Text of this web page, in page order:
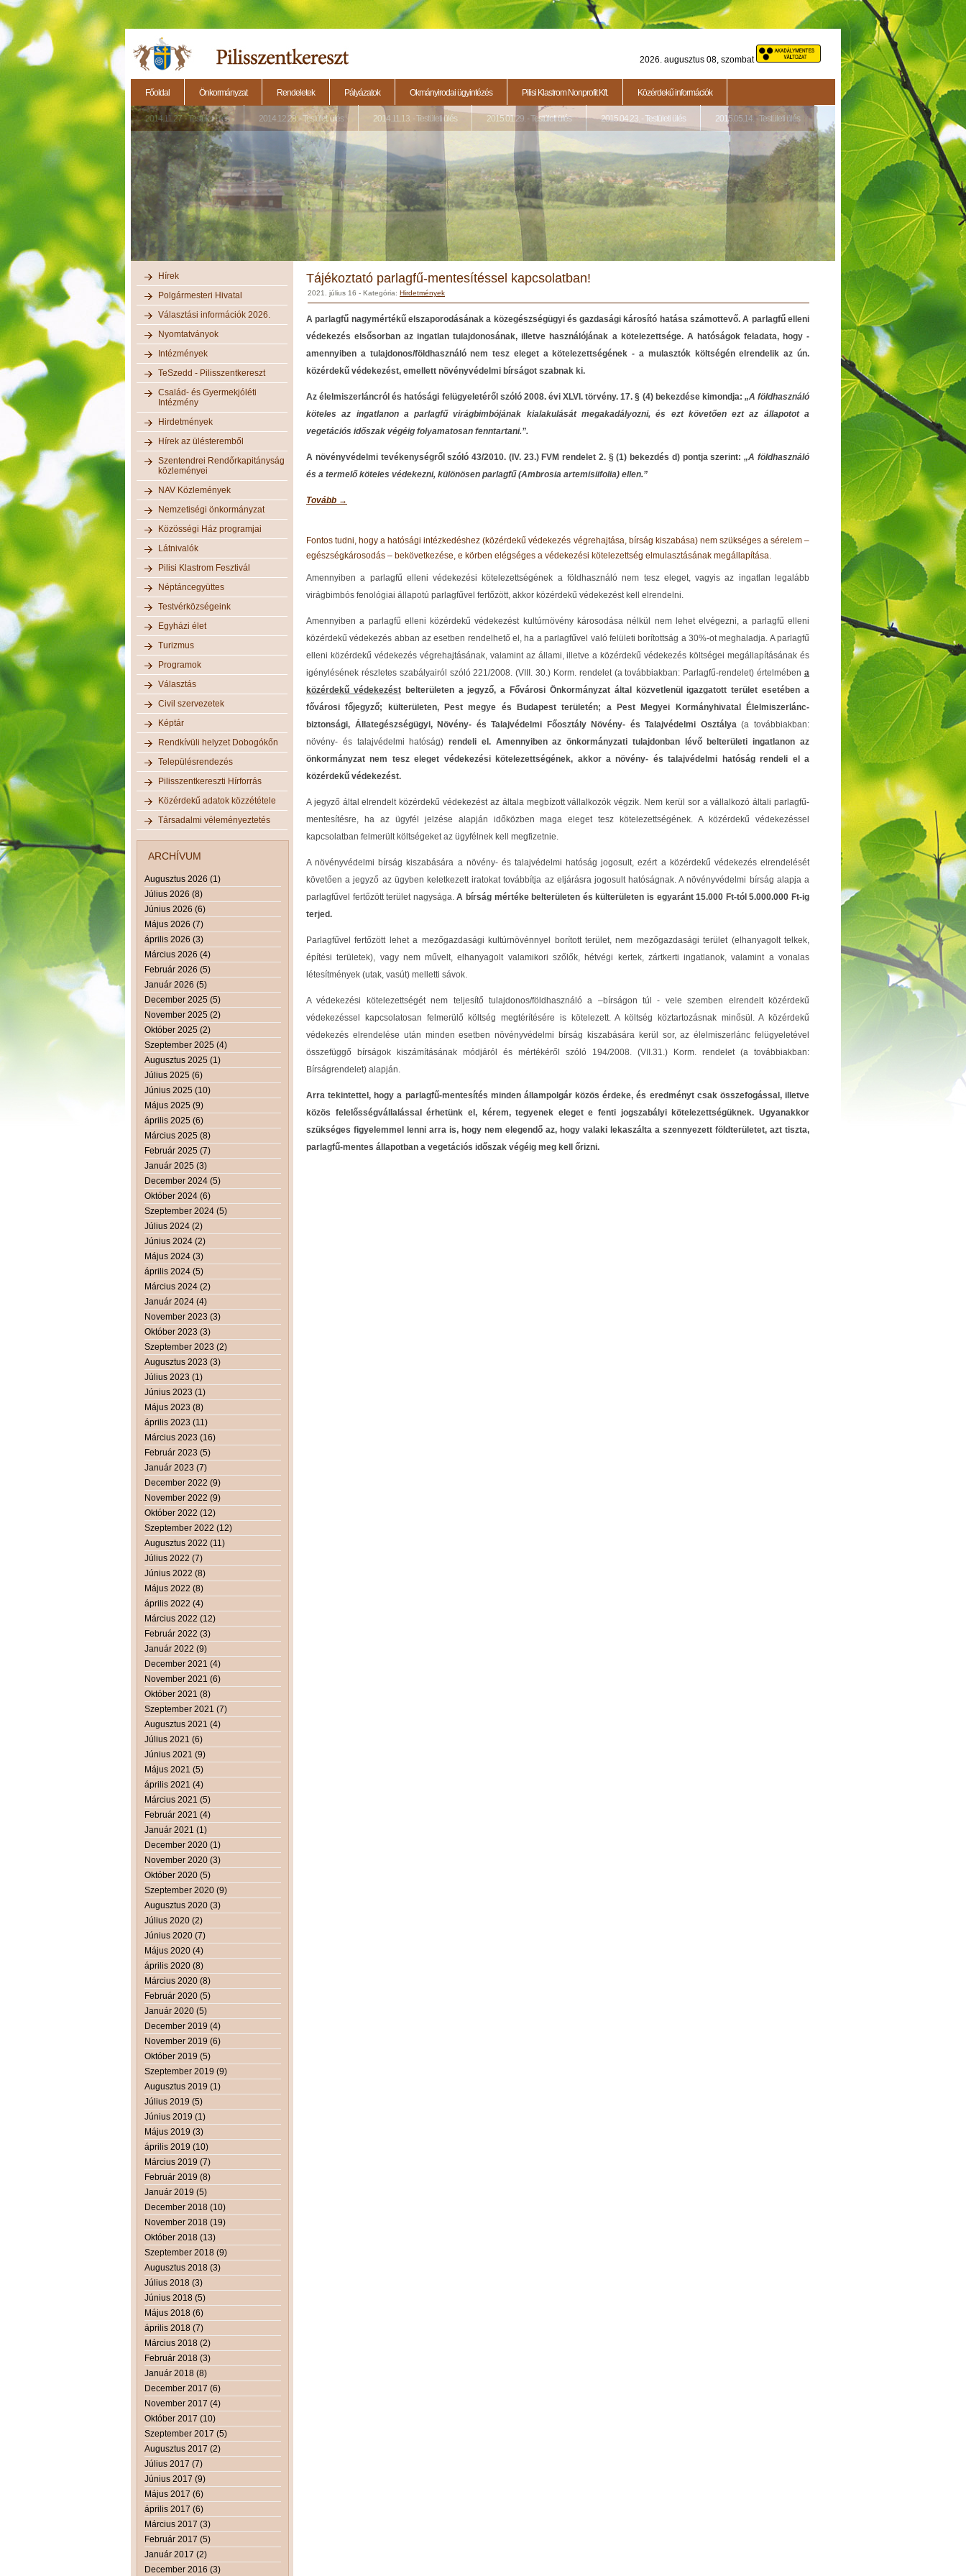
2026. augusztus 08, szombat
Főoldal Önkormányzat Rendeletek Pályázatok Okmányirodai ügyintézés Pilisi Klastrom Nonprofit Kft. Közérdekű információk
2014.11.27. - Testületi ülés 2014.12.28. - Testületi ülés 2014.11.13. - Testületi ülés 2015.01.29. - Testületi ülés 2015.04.23. - Testületi ülés 2015.05.14. - Testületi ülés
Hírek
Polgármesteri Hivatal
Választási információk 2026.
Nyomtatványok
Intézmények
TeSzedd - Pilisszentkereszt
Család- és Gyermekjóléti
Intézmény
Hirdetmények
Hírek az ülésteremből
Szentendrei Rendőrkapitányság
közleményei
NAV Közlemények
Nemzetiségi önkormányzat
Közösségi Ház programjai
Látnivalók
Pilisi Klastrom Fesztivál
Néptáncegyüttes
Testvérközségeink
Egyházi élet
Turizmus
Programok
Választás
Civil szervezetek
Képtár
Rendkívüli helyzet Dobogókőn
Településrendezés
Pilisszentkereszti Hírforrás
Közérdekű adatok közzététele
Társadalmi véleményeztetés
ARCHÍVUM
Augusztus 2026 (1)
Július 2026 (8)
Június 2026 (6)
Május 2026 (7)
április 2026 (3)
Március 2026 (4)
Február 2026 (5)
Január 2026 (5)
December 2025 (5)
November 2025 (2)
Október 2025 (2)
Szeptember 2025 (4)
Augusztus 2025 (1)
Július 2025 (6)
Június 2025 (10)
Május 2025 (9)
április 2025 (6)
Március 2025 (8)
Február 2025 (7)
Január 2025 (3)
December 2024 (5)
Október 2024 (6)
Szeptember 2024 (5)
Július 2024 (2)
Június 2024 (2)
Május 2024 (3)
április 2024 (5)
Március 2024 (2)
Január 2024 (4)
November 2023 (3)
Október 2023 (3)
Szeptember 2023 (2)
Augusztus 2023 (3)
Július 2023 (1)
Június 2023 (1)
Május 2023 (8)
április 2023 (11)
Március 2023 (16)
Február 2023 (5)
Január 2023 (7)
December 2022 (9)
November 2022 (9)
Október 2022 (12)
Szeptember 2022 (12)
Augusztus 2022 (11)
Július 2022 (7)
Június 2022 (8)
Május 2022 (8)
április 2022 (4)
Március 2022 (12)
Február 2022 (3)
Január 2022 (9)
December 2021 (4)
November 2021 (6)
Október 2021 (8)
Szeptember 2021 (7)
Augusztus 2021 (4)
Július 2021 (6)
Június 2021 (9)
Május 2021 (5)
április 2021 (4)
Március 2021 (5)
Február 2021 (4)
Január 2021 (1)
December 2020 (1)
November 2020 (3)
Október 2020 (5)
Szeptember 2020 (9)
Augusztus 2020 (3)
Július 2020 (2)
Június 2020 (7)
Május 2020 (4)
április 2020 (8)
Március 2020 (8)
Február 2020 (5)
Január 2020 (5)
December 2019 (4)
November 2019 (6)
Október 2019 (5)
Szeptember 2019 (9)
Augusztus 2019 (1)
Július 2019 (5)
Június 2019 (1)
Május 2019 (3)
április 2019 (10)
Március 2019 (7)
Február 2019 (8)
Január 2019 (5)
December 2018 (10)
November 2018 (19)
Október 2018 (13)
Szeptember 2018 (9)
Augusztus 2018 (3)
Július 2018 (3)
Június 2018 (5)
Május 2018 (6)
április 2018 (7)
Március 2018 (2)
Február 2018 (3)
Január 2018 (8)
December 2017 (6)
November 2017 (4)
Október 2017 (10)
Szeptember 2017 (5)
Augusztus 2017 (2)
Július 2017 (7)
Június 2017 (9)
Május 2017 (6)
április 2017 (6)
Március 2017 (3)
Február 2017 (5)
Január 2017 (2)
December 2016 (3)
Tájékoztató parlagfű-mentesítéssel kapcsolatban!
2021. július 16 - Kategória: Hirdetmények
A parlagfű nagymértékű elszaporodásának a közegészségügyi és gazdasági károsító hatása számottevő. A parlagfű elleni
védekezés elsősorban az ingatlan tulajdonosának, illetve használójának a kötelezettsége. A hatóságok feladata, hogy -
amennyiben a tulajdonos/földhasználó nem tesz eleget a kötelezettségének - a mulasztók költségén elrendelik az ún.
közérdekű védekezést, emellett növényvédelmi bírságot szabnak ki.
Az élelmiszerláncról és hatósági felügyeletéről szóló 2008. évi XLVI. törvény. 17. § (4) bekezdése kimondja: „A földhasználó
köteles az ingatlanon a parlagfű virágbimbójának kialakulását megakadályozni, és ezt követően ezt az állapotot a
vegetációs időszak végéig folyamatosan fenntartani.”.
A növényvédelmi tevékenységről szóló 43/2010. (IV. 23.) FVM rendelet 2. § (1) bekezdés d) pontja szerint:„A földhasználó
és a termelő köteles védekezni, különösen parlagfű (Ambrosia artemisiifolia) ellen.”
Tovább →
Fontos tudni, hogy a hatósági intézkedéshez (közérdekű védekezés végrehajtása, bírság kiszabása) nem szükséges a sérelem –
egészségkárosodás – bekövetkezése, e körben elégséges a védekezési kötelezettség elmulasztásának megállapítása.
Amennyiben a parlagfű elleni védekezési kötelezettségének a földhasználó nem tesz eleget, vagyis az ingatlan legalább
virágbimbós fenológiai állapotú parlagfűvel fertőzött, akkor közérdekű védekezést kell elrendelni.
Amennyiben a parlagfű elleni közérdekű védekezést kultúrnövény károsodása nélkül nem lehet elvégezni, a parlagfű elleni
közérdekű védekezés abban az esetben rendelhető el, ha a parlagfűvel való felületi borítottság a 30%-ot meghaladja. A parlagfű
elleni közérdekű védekezés végrehajtásának, valamint az állami, illetve a közérdekű védekezés költségei megállapításának és
igénylésének részletes szabályairól szóló 221/2008. (VIII. 30.) Korm. rendelet (a továbbiakban: Parlagfű-rendelet) értelmében a
közérdekű védekezést belterületen a jegyző, a Fővárosi Önkormányzat által közvetlenül igazgatott terület esetében a
fővárosi főjegyző;
külterületen, Pest megye és Budapest területén; a Pest Megyei Kormányhivatal Élelmiszerlánc-
biztonsági, Állategészségügyi, Növény- és Talajvédelmi Főosztály Növény- és Talajvédelmi Osztálya (a továbbiakban:
növény- és talajvédelmi hatóság)rendeli el. Amennyiben az önkormányzati tulajdonban lévő belterületi ingatlanon az
önkormányzat nem tesz eleget védekezési kötelezettségének, akkor a növény- és talajvédelmi hatóság rendeli el a
közérdekű védekezést.
A jegyző által elrendelt közérdekű védekezést az általa megbízott vállalkozók végzik. Nem kerül sor a vállalkozó általi parlagfű-
mentesítésre, ha az ügyfél jelzése alapján időközben maga eleget tesz kötelezettségének. A közérdekű védekezéssel
kapcsolatban felmerült költségeket az ügyfélnek kell megfizetnie.
A növényvédelmi bírság kiszabására a növény- és talajvédelmi hatóság jogosult, ezért a közérdekű védekezés elrendelését
követően a jegyző az ügyben keletkezett iratokat továbbítja az eljárásra jogosult hatóságnak. A növényvédelmi bírság alapja a
parlagfűvel fertőzött terület nagysága.A bírság mértéke belterületen és külterületen is egyaránt 15.000 Ft-tól 5.000.000 Ft-ig
terjed.
Parlagfűvel fertőzött lehet a mezőgazdasági kultúrnövénnyel borított terület, nem mezőgazdasági terület (elhanyagolt telkek,
építési területek), vagy nem művelt, elhanyagolt valamikori szőlők, hétvégi kertek, zártkerti ingatlanok, valamint a vonalas
létesítmények (utak, vasút) melletti sávok.
A védekezési kötelezettségét nem teljesítő tulajdonos/földhasználó a –bírságon túl - vele szemben elrendelt közérdekű
védekezéssel kapcsolatosan felmerülő költség megtérítésére is kötelezett. A költség köztartozásnak minősül. A közérdekű
védekezés elrendelése után minden esetben növényvédelmi bírság kiszabására kerül sor, az élelmiszerlánc felügyeletével
összefüggő bírságok kiszámításának módjáról és mértékéről szóló 194/2008. (VII.31.) Korm. rendelet (a továbbiakban:
Bírságrendelet) alapján.
Arra tekintettel, hogy a parlagfű-mentesítés minden állampolgár közös érdeke, és eredményt csak összefogással, illetve
közös felelősségvállalással érhetünk el, kérem, tegyenek eleget e fenti jogszabályi kötelezettségüknek. Ugyanakkor
szükséges figyelemmel lenni arra is, hogy nem elegendő az, hogy valaki lekaszálta a szennyezett földterületet, azt tiszta,
parlagfű-mentes állapotban a vegetációs időszak végéig meg kell őrizni.